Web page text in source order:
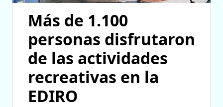
Más de 1.100
personas disfrutaron
de las actividades
recreativas en la
EDIRO